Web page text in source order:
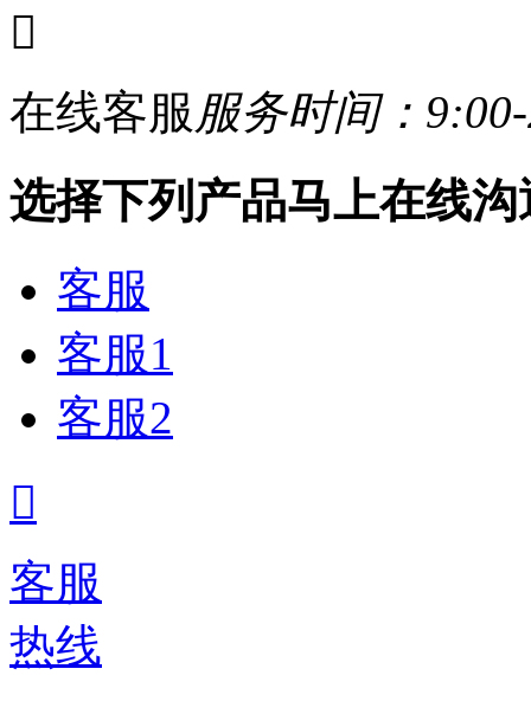

在线客服 服务时间：
选择下列产品马上在线沟
客服
客服1
客服2

客服
热线